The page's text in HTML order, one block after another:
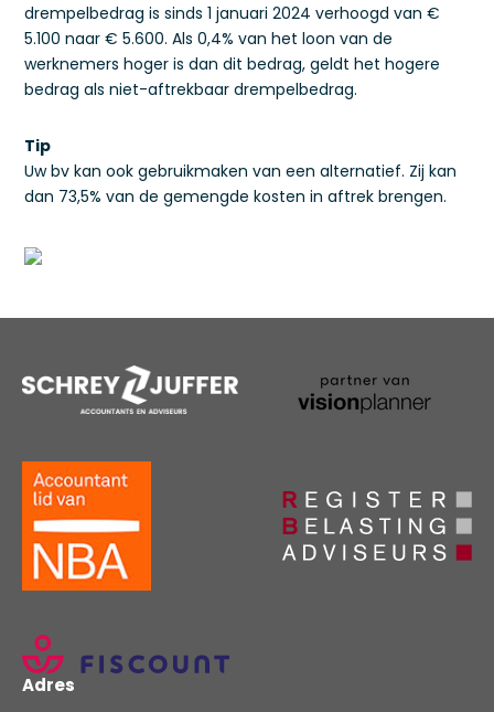
drempelbedrag is sinds 1 januari 2024 verhoogd van €
5.100 naar € 5.600. Als 0,4% van het loon van de
werknemers hoger is dan dit bedrag, geldt het hogere
bedrag als niet-aftrekbaar drempelbedrag.
Tip
Uw bv kan ook gebruikmaken van een alternatief. Zij kan
dan 73,5% van de gemengde kosten in aftrek brengen.
Adres